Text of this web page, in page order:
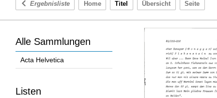
Ergebnisliste Home Titel Übersicht Seite
Alle Sammlungen
Acta Helvetica
Listen